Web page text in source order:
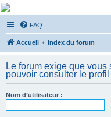
De Musicae
Forums
Forums de discussions
FAQ
Accueil Index du forum
Le forum exige que
pouvoir consulter le
Nom d’utilisateur :